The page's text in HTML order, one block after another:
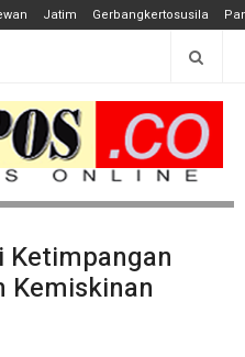
Jatim Gerbangkertosusila
Ketimpangan
Kemiskinan